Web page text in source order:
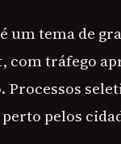
um tema de
tráfego
Processos
pelos